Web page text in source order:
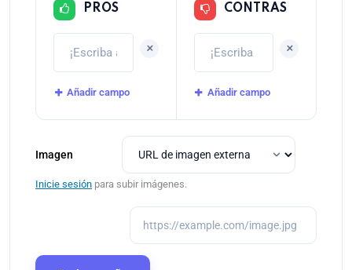
PROS
+
Añadir campo
CONTRAS
+
Añadir campo
Imagen
Inicie sesión para subir imágenes.